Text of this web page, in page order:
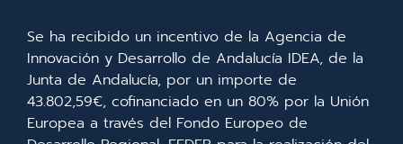
Se ha recibido un incentivo de la Agencia de
Innovación y Desarrollo de Andalucía IDEA, de la
Junta de Andalucía, por un importe de
43.802,59€, cofinanciado en un 80% por la Unión
Europea a través del Fondo Europeo de